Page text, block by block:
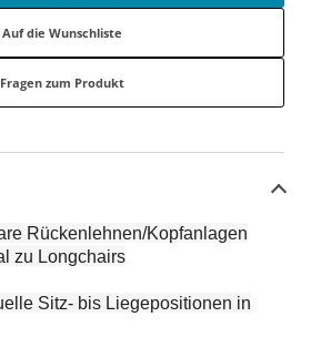
Auf die Wunschliste
Fragen zum Produkt
Rückenlehnen/Kopfanlagen
zu Longchairs
Sitz- bis Liegepositionen in